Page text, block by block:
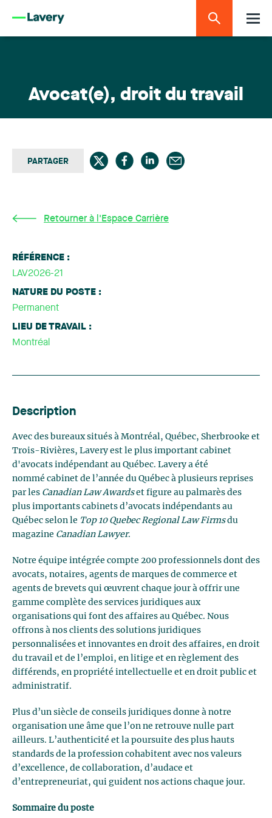
Avocat(e), droit du travail
PARTAGER
Retourner à l'Espace Carrière
RÉFÉRENCE :
LAV2026-21
NATURE DU POSTE :
Permanent
LIEU DE TRAVAIL :
Montréal
Description
Avec des bureaux situés à Montréal, Québec, Sherbrooke et
Trois-Rivières, Lavery est le plus important cabinet
d'avocats indépendant au Québec. Lavery a été
nommé cabinet de l’année du Québec à plusieurs reprises
par les Canadian Law Awardset figure au palmarès des
plus importants cabinets d’avocats indépendants au
Québec selon le Top 10 Quebec Regional Law Firmsdu
magazine Canadian Lawyer.
Notre équipe intégrée compte 200 professionnels dont des
avocats, notaires, agents de marques de commerce et
agents de brevets qui œuvrent chaque jour à offrir une
gamme complète des services juridiques aux
organisations qui font des affaires au Québec. Nous
offrons à nos clients des solutions juridiques
personnalisées et innovantes en droit des affaires, en droit
du travail et de l’emploi, en litige et en règlement des
différends, en propriété intellectuelle et en droit public et
administratif.
Plus d’un siècle de conseils juridiques donne à notre
organisation une âme que l’on ne retrouve nulle part
ailleurs. L’authenticité et la poursuite des plus hauts
standards de la profession cohabitent avec nos valeurs
d’excellence, de collaboration, d’audace et
d’entrepreneuriat, qui guident nos actions chaque jour.
Sommaire du poste